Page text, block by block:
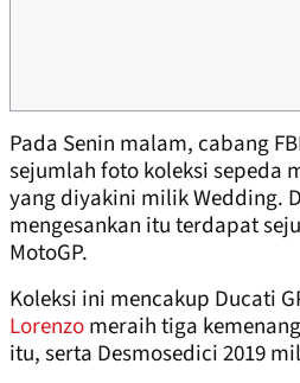
Pada Senin malam, cabang
sejumlah foto koleksi sepeda
yang diyakini milik Wedding.
mengesankan itu terdapat
MotoGP.
Koleksi ini mencakup Ducati
Lorenzomeraih tiga
itu, serta Desmosedici 2019